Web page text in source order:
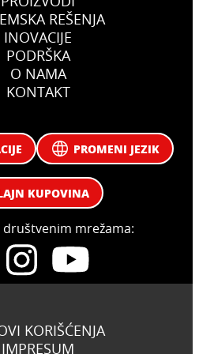
ROMA
VRH GRADNJA
REŠENJA
INOVACIJE
PODRŠKA
O NAMA
KONTAKT
PROMENI JEZIK
KUPOVINA
mrežama:
KORIŠĆENJA
IMPRESUM